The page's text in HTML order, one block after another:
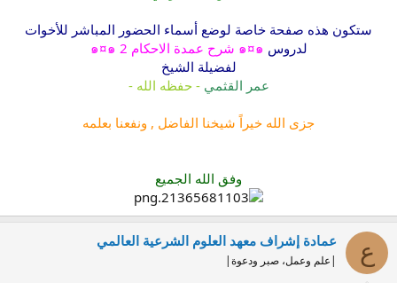
ستكون هذه صفحة خاصة لوضع أسماء الحضور المباشر للأخوات
لدروس ๑¤๑ شرح عمدة الاحكام 2 ๑¤๑
لفضيلة الشيخ
عمر القثمي- حفظه الله -
جزى الله خيراً شيخنا الفاضل , ونفعنا بعلمه
وفق الله الجميع
ع عمادة إشراف معهد العلوم الشرعية العالمي
|علم وعمل، صبر ودعوة|